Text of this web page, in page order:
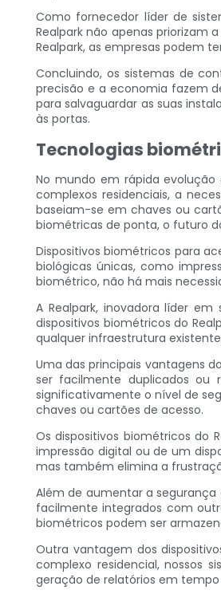
Como fornecedor líder de
Realpark não apenas
Realpark, as empresas podem
Concluindo, os sistemas de
precisão e a economia fazem
para salvaguardar as suas
às portas.
Tecnologias
No mundo em rápida
complexos residenciais, a
baseiam-se em chaves ou
biométricas de ponta, o futuro
Dispositivos biométricos para
biológicas únicas, como
biométrico, não há mais
A Realpark, inovadora líder
dispositivos biométricos do
qualquer infraestrutura
Uma das principais vantagens
ser facilmente duplicados ou
significativamente o nível de
chaves ou cartões de acesso.
Os dispositivos biométricos do
impressão digital ou de um
mas também elimina a
Além de aumentar a
facilmente integrados com
biométricos podem ser
Outra vantagem dos
complexo residencial, nossos
geração de relatórios em